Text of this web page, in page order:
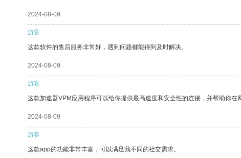
2024-08-09
游客
这款软件的售后服务非常好，遇到问题都能得到及时解决。
2024-08-09
游客
这款加速器VPM应用程序可以给你提供最高速度和安全性的连接，并帮助你在
2024-08-09
游客
这款app的功能非常丰富，可以满足我不同的社交需求。